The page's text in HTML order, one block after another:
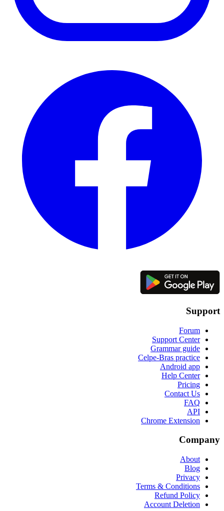
Support
Forum
Support Center
Grammar guide
Celpe-Bras practice
Android app
Help Center
Pricing
Contact Us
FAQ
API
Chrome Extension
Company
About
Blog
Privacy
Terms & Conditions
Refund Policy
Account Deletion